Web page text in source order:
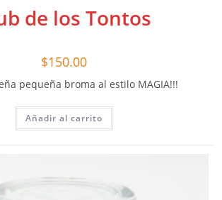
de los Tontos
$150.00
pequeña broma al estilo MAGIA!!!
Añadir al carrito